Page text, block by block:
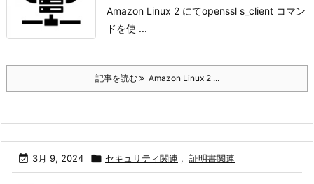
Amazon Linux 2 にてopenssl s_client コマン
ドを使 ...
記事を読む Amazon Linux 2 ...
 3月 9, 2024  セキュリティ関連 , 証明書関連